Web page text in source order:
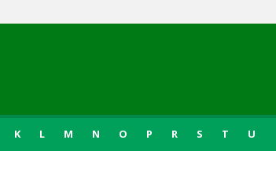
K L M N O P R S T U